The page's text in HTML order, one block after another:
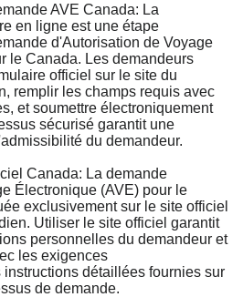
AVE Canada: La
en ligne est une étape
d'Autorisation de Voyage
le Canada. Les demandeurs
officiel sur le site du
remplir les champs requis avec
et soumettre électroniquement
sécurisé garantit une
du demandeur.
Canada: La demande
Électronique (AVE) pour le
exclusivement sur le site officiel
Utiliser le site officiel garantit
personnelles du demandeur et
les exigences
détaillées fournies sur
de demande.